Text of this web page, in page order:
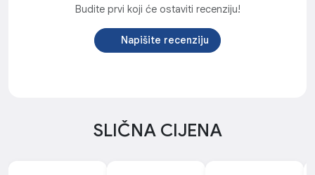
Budite prvi koji će ostaviti recenziju!
Napišite recenziju
SLIČNA CIJENA